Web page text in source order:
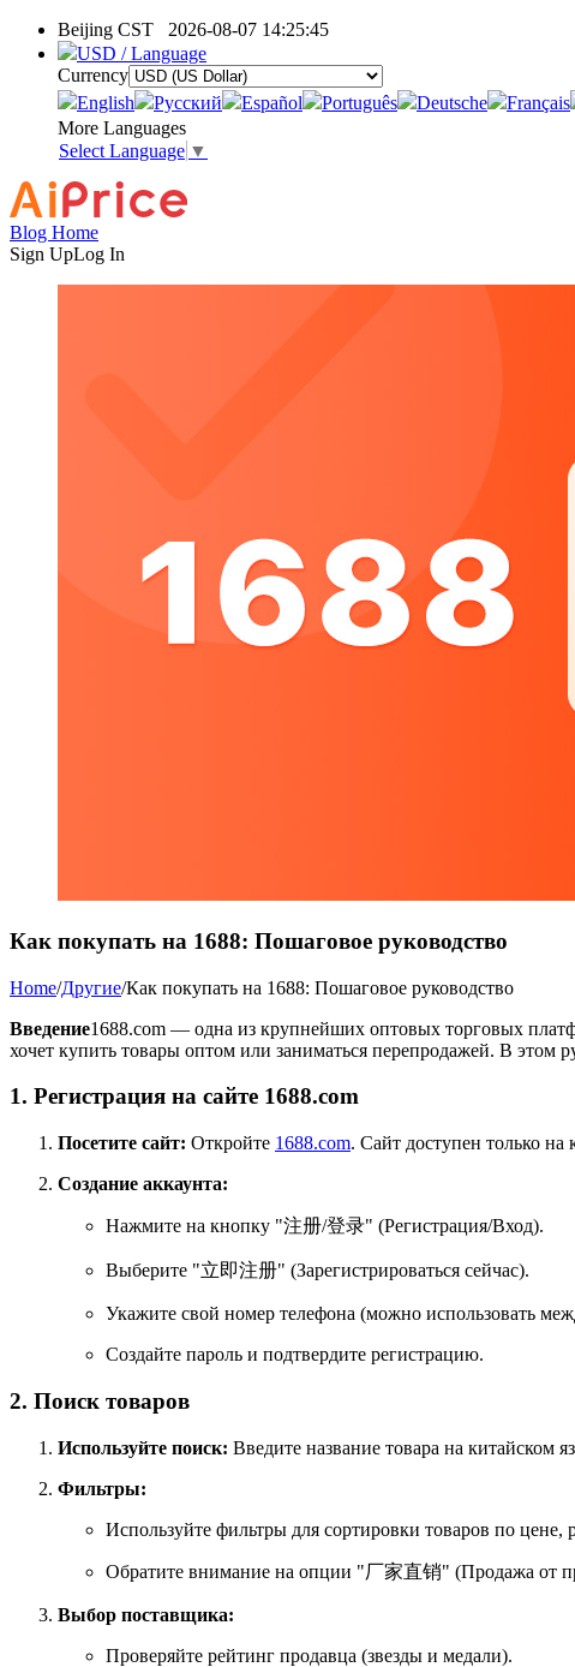
Beijing CST 2026-08-07 14:25:45
USD / Language
Currency
English
Pусский Español Português Deutsche Français
More Languages
Select Language ▼
Blog Home
Sign UpLog In
Как покупать на 1688: Пошаговое руководство
Home/Другие/Как покупать на 1688: Пошаговое руководство
Введение1688.com — одна из крупнейших оптовых торговых
хочет купить товары оптом или заниматься перепродажей. В этом
1. Регистрация на сайте 1688.com
Посетите сайт: Откройте 1688.com. Сайт доступен только на
Создание аккаунта:
Нажмите на кнопку "注册/登录" (Регистрация/Вход).
Выберите "立即注册" (Зарегистрироваться сейчас).
Укажите свой номер телефона (можно использовать
Создайте пароль и подтвердите регистрацию.
2. Поиск товаров
Используйте поиск: Введите название товара на китайском
Фильтры:
Используйте фильтры для сортировки товаров по цене,
Обратите внимание на опции "厂家直销" (Продажа от
Выбор поставщика:
Проверяйте рейтинг продавца (звезды и медали).